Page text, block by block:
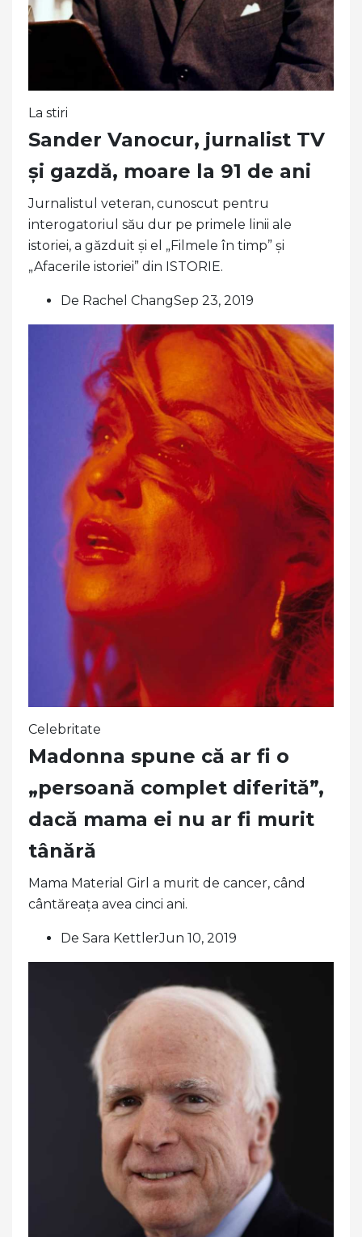
La stiri
Sander Vanocur, jurnalist TV
și gazdă, moare la 91 de ani
Jurnalistul veteran, cunoscut pentru
interogatoriul său dur pe primele linii ale
istoriei, a găzduit și el „Filmele în timp” și
„Afacerile istoriei” din ISTORIE.
De Rachel ChangSep 23, 2019
Celebritate
Madonna spune că ar fi o
„persoană complet diferită”,
dacă mama ei nu ar fi murit
tânără
Mama Material Girl a murit de cancer, când
cântăreața avea cinci ani.
De Sara KettlerJun 10, 2019